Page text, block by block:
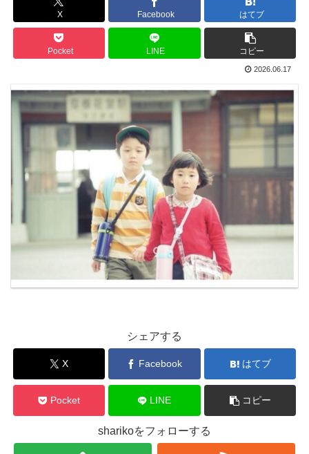
X Facebook はてブ
Pocket LINE コピー
2026.06.17
シェアする
X Facebook はてブ
Pocket LINE コピー
sharikoをフォローする